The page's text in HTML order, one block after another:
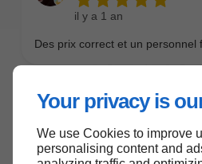
Your privacy is
We use Cookies to improve
personalising content and